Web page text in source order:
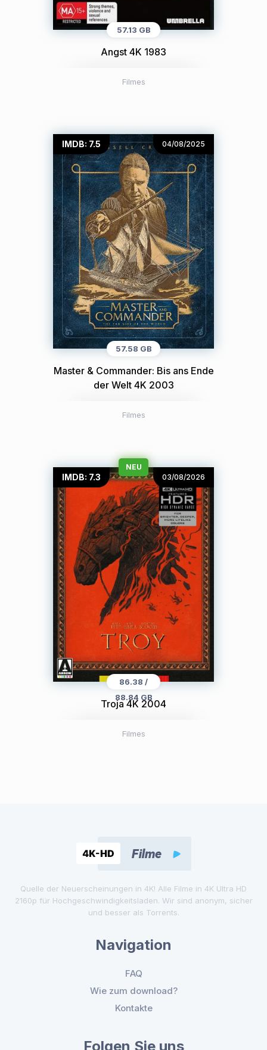
57.13 GB
Angst 4K 1983
Filmes
IMDB: 7.5 04/08/2025
57.58 GB
Master & Commander: Bis ans Ende
der Welt 4K 2003
Filmes
IMDB: 7.3 03/08/2026
86.38 /
88.84 GB
Troja 4K 2004
Filmes
NEU
Quelle der Neuerscheinungen in 4K! Alle Filme in 4K Ultra HD
2160p für Hochgeschwindigkeitsladen. Wir sind anonym, sicher
und besser als Torrents.
Navigation
FAQ
Wie zum download?
Kontakte
Folgen Sie uns